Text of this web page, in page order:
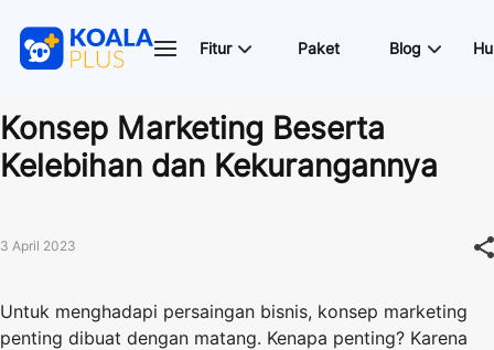
Fitur Paket Blog
Konsep Marketing Beserta
Kelebihan dan Kekurangannya
3 April 2023
Untuk menghadapi persaingan bisnis, konsep marketing
penting dibuat dengan matang. Kenapa penting? Karena